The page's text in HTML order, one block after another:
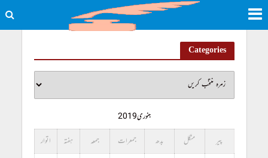
Categories
جنوری 2019
پیر
منگل بدھ جمعرات جمعہ ہفتہ اتوار